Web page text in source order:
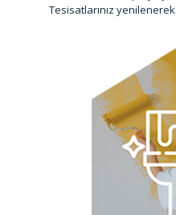
Tesisatlarınız